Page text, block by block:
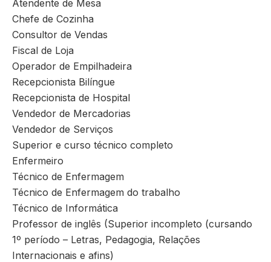
Atendente de Mesa
Chefe de Cozinha
Consultor de Vendas
Fiscal de Loja
Operador de Empilhadeira
Recepcionista Bilíngue
Recepcionista de Hospital
Vendedor de Mercadorias
Vendedor de Serviços
Superior e curso técnico completo
Enfermeiro
Técnico de Enfermagem
Técnico de Enfermagem do trabalho
Técnico de Informática
Professor de inglês (Superior incompleto (cursando
1º período – Letras, Pedagogia, Relações
Internacionais e afins)